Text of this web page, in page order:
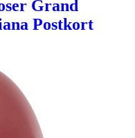
Grand
Postkort